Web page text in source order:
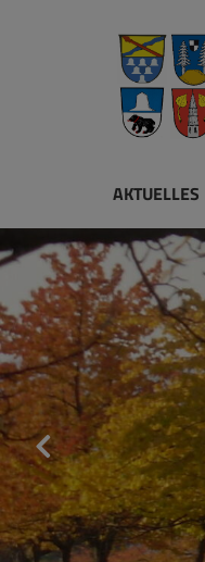
AKTUELLES